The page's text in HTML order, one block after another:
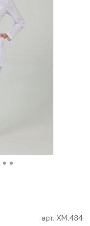
арт. ХМ.484